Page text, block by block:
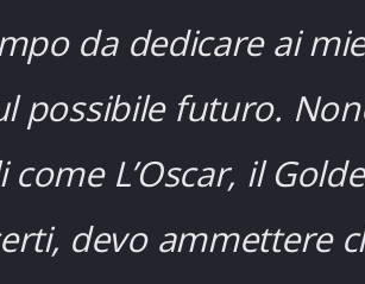
da dedicare ai
possibile futuro.
L’Oscar, il
devo ammettere